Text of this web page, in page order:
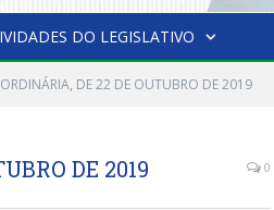
DO LEGISLATIVO
DE 22 DE OUTUBRO DE 2019
DE 2019 0